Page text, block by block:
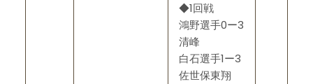
◆1回戦
鴻野選手0ー3
清峰
白石選手1ー3
佐世保東翔